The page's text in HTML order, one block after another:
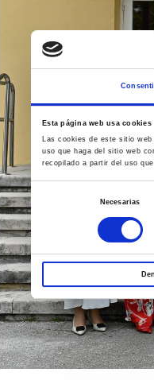
Esta página web usa cookies
Las cookies de este sitio
uso que haga del sitio web
recopilado a partir del uso
Selección
de
consentimiento
Necesarias